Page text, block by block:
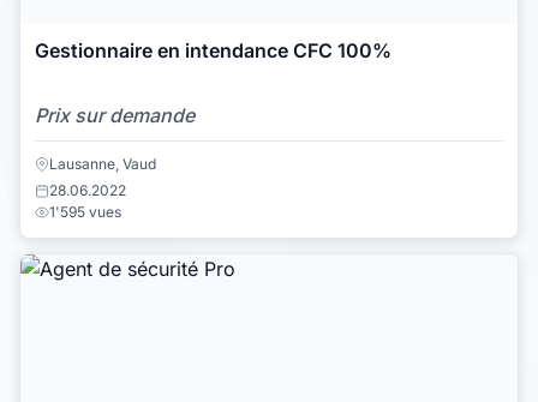
Gestionnaire en intendance CFC 100%
Prix sur demande
Lausanne, Vaud
28.06.2022
1'595 vues